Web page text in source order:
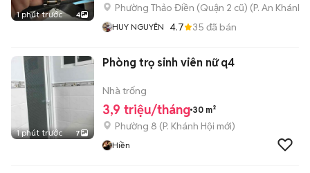
1 phút trước 4
Phường Thảo Điền (Quận 2 cũ) (P. An Khánh
HUY NGUYÊN 4.7 35 đã bán
1 phút trước 7
Phòng trọ sinh viên nữ q4
Nhà trống
3,9 triệu/tháng 30 m²
Phường 8 (P. Khánh Hội mới)
Hiền